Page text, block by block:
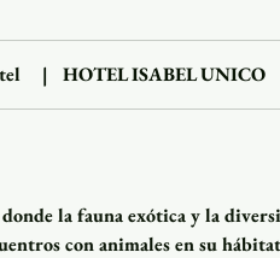
| HOTEL ISABEL UNICO
la fauna exótica y la
con animales en su